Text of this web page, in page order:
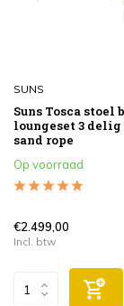
SUNS
Suns Tosca stoel
loungeset 3
sand rope
Op voorraad
€2.499,00
Incl. btw